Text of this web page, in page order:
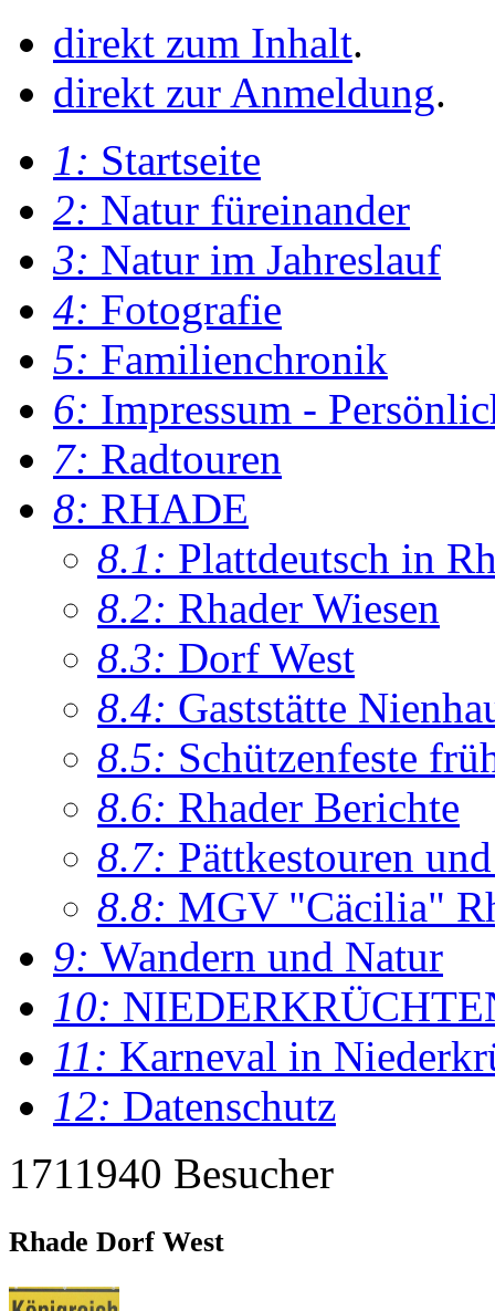
direkt zum Inhalt.
direkt zur Anmeldung.
1: Startseite
2: Natur füreinander
3: Natur im Jahreslauf
4: Fotografie
5: Familienchronik
6: Impressum -
7: Radtouren
8: RHADE
8.1: Plattdeutsch in
8.2: Rhader Wiesen
8.3: Dorf West
8.4: Gaststätte
8.5: Schützenfeste
8.6: Rhader Berichte
8.7: Pättkestouren
8.8: MGV "Cäcilia"
9: Wandern und Natur
10:
11: Karneval in
12: Datenschutz
1711940 Besucher
Rhade Dorf West